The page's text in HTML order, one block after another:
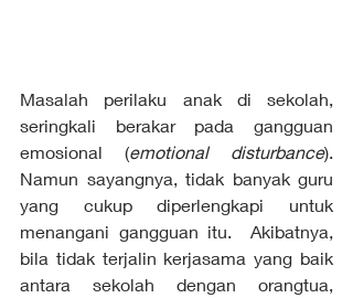
Masalah perilaku anak di sekolah,
seringkali berakar pada gangguan
emosional (emotional disturbance).
Namun sayangnya, tidak banyak guru
yang cukup diperlengkapi untuk
menangani gangguan itu.  Akibatnya,
bila tidak terjalin kerjasama yang baik
antara sekolah dengan orangtua,